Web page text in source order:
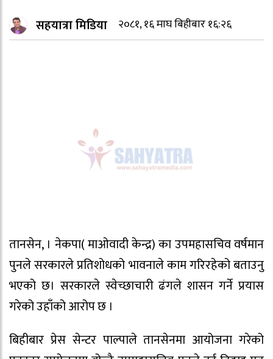
सहयात्रा मिडिया २०८१, १६ माघ बिहीबार १६:२६
तानसेन, । नेकपा( माओवादी केन्द्र) का उपमहासचिव वर्षमान
पुनले सरकारले प्रतिशोधको भावनाले काम गरिरहेको बताउनु
भएको छ। सरकारले स्वेच्छाचारी ढंगले शासन गर्ने प्रयास
गरेको उहाँको आरोप छ ।
बिहीबार प्रेस सेन्टर पाल्पाले तानसेनमा आयोजना गरेको